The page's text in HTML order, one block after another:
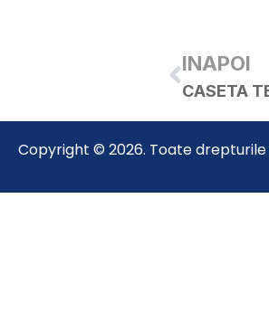
INAPOI
Copyright © 2026. Toate